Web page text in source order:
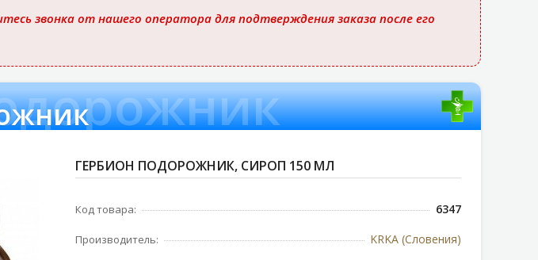
звонка от нашего оператора для подтверждения заказа после его
ГЕРБИОН ПОДОРОЖНИК, СИРОП 150 МЛ
Код товара: 6347
Производитель: KRKA (Словения)